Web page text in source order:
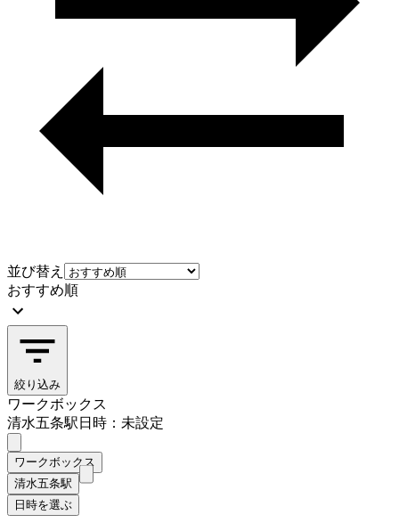
並び替え
おすすめ順
絞り込み
ワークボックス
清水五条駅日時：未設定
ワークボックス
清水五条駅
日時を選ぶ